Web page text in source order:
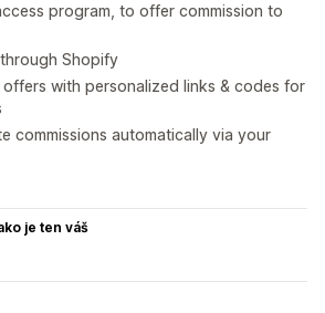
program, to offer commission to
Shopify
with personalized links & codes for
commissions automatically via your
je ten váš